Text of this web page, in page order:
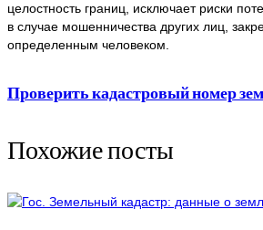
целостность границ, исключает риски
в случае мошенничества других лиц,
определенным человеком.
Проверить кадастровый номер
Похожие посты